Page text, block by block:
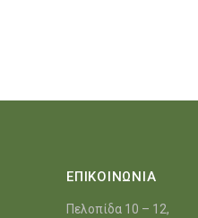
ΕΠΙΚΟΙΝΩΝΙΑ
Πελοπίδα 10 – 12,